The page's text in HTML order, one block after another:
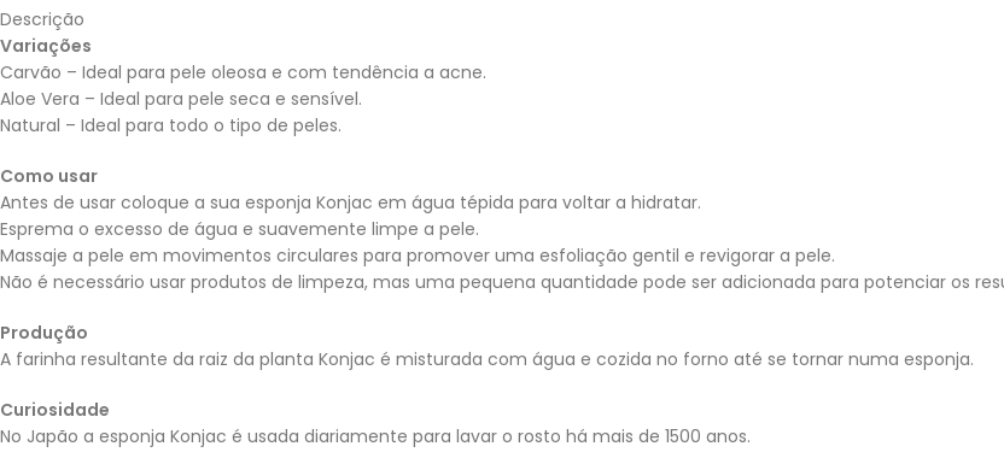
Descrição
Variações
Carvão – Ideal para pele oleosa e com tendência a acne.
Aloe Vera – Ideal para pele seca e sensível.
Natural – Ideal para todo o tipo de peles.
Como usar
Antes de usar coloque a sua esponja Konjac em água tépida para voltar a hidratar.
Esprema o excesso de água e suavemente limpe a pele.
Massaje a pele em movimentos circulares para promover uma esfoliação gentil e revigorar a pele.
Não é necessário usar produtos de limpeza, mas uma pequena quantidade pode ser adicionada para potenciar os
Produção
A farinha resultante da raiz da planta Konjac é misturada com água e cozida no forno até se tornar numa esponja.
Curiosidade
No Japão a esponja Konjac é usada diariamente para lavar o rosto há mais de 1500 anos.